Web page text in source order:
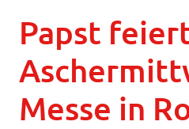
Papst
Messe in